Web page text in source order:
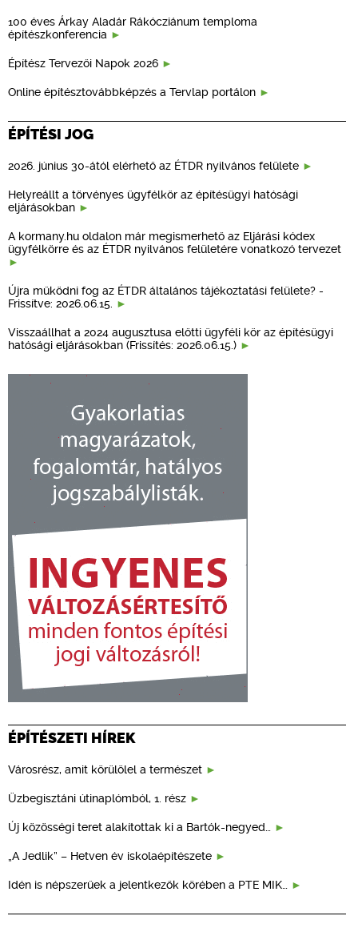
100 éves Árkay Aladár Rákócziánum temploma
építészkonferencia
Építész Tervezői Napok 2026
Online építésztovábbképzés a Tervlap portálon
ÉPÍTÉSI JOG
2026. június 30-ától elérhető az ÉTDR nyilvános felülete
Helyreállt a törvényes ügyfélkör az építésügyi hatósági
eljárásokban
A kormany.hu oldalon már megismerhető az Eljárási kódex
ügyfélkörre és az ÉTDR nyilvános felületére vonatkozó tervezet
Újra működni fog az ÉTDR általános tájékoztatási felülete? -
Frissítve: 2026.06.15.
Visszaállhat a 2024 augusztusa előtti ügyféli kör az építésügyi
hatósági eljárásokban (Frissítés: 2026.06.15.)
ÉPÍTÉSZETI HÍREK
Városrész, amit körülölel a természet
Üzbegisztáni útinaplómból, 1. rész
Új közösségi teret alakítottak ki a Bartók-negyed…
„A Jedlik” – Hetven év iskolaépítészete
Idén is népszerűek a jelentkezők körében a PTE MIK…